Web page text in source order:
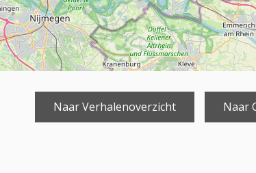
Naar Verhalenoverzicht Naar